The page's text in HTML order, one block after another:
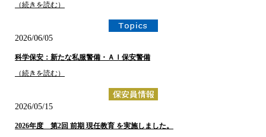
（続きを読む）
2026/06/05
科学保安：新たな私服警備・ＡＩ保安警備
（続きを読む）
2026/05/15
2026年度 第2回 前期 現任教育 を実施しました。